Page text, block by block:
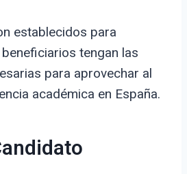
establecidos para
tengan las
para aprovechar al
académica en España.